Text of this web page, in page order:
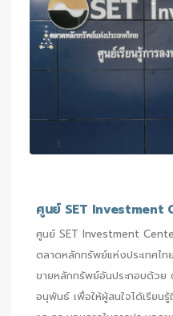
ศูนย์ SET Investment
ศูนย์ SET Investment
ตลาดหลักทรัพย์แห่งประเทศไท
ขายหลักทรัพย์อันประกอบด้วย
อนุพันธ์ เพื่อให้ผู้สนใจได้เรีย